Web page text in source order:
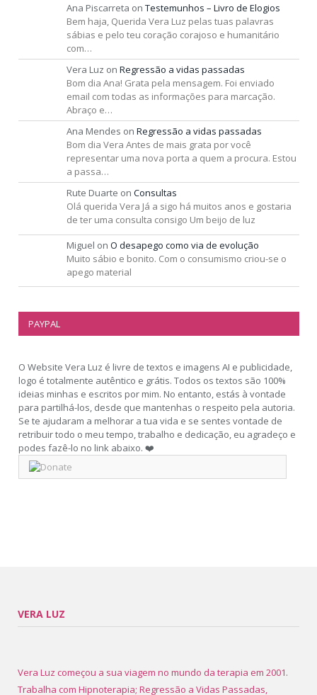
Ana Piscarreta on Testemunhos – Livro de Elogios
Bem haja, Querida Vera Luz pelas tuas palavras
sábias e pelo teu coração corajoso e humanitário
com…
Vera Luz on Regressão a vidas passadas
Bom dia Ana! Grata pela mensagem. Foi enviado
email com todas as informações para marcação.
Abraço e…
Ana Mendes on Regressão a vidas passadas
Bom dia Vera Antes de mais grata por você
representar uma nova porta a quem a procura. Estou
a passa…
Rute Duarte on Consultas
Olá querida Vera Já a sigo há muitos anos e gostaria
de ter uma consulta consigo Um beijo de luz
Miguel on O desapego como via de evolução
Muito sábio e bonito. Com o consumismo criou-se o
apego material
PAYPAL
O Website Vera Luz é livre de textos e imagens AI e publicidade,
logo é totalmente autêntico e grátis. Todos os textos são 100%
ideias minhas e escritos por mim. No entanto, estás à vontade
para partilhá-los, desde que mantenhas o respeito pela autoria.
Se te ajudaram a melhorar a tua vida e se sentes vontade de
retribuir todo o meu tempo, trabalho e dedicação, eu agradeço e
podes fazê-lo no link abaixo. ❤️
VERA LUZ
Vera Luz começou a sua viagem no mundo da terapia em 2001.
Trabalha com Hipnoterapia; Regressão a Vidas Passadas,